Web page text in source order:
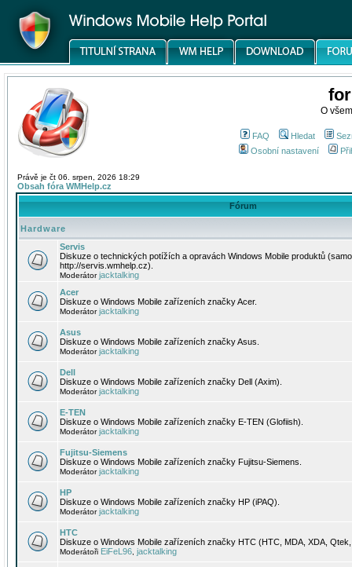
O
FAQ Hledat
Osobní nastavení
Právě je čt 06. srpen, 2026 18:29
Obsah fóra WMHelp.cz
Fórum
Hardware
Servis
Diskuze o technických potížích a opravách Windows Mobile produktů
http://servis.wmhelp.cz).
Moderátorjacktalking
Acer
Diskuze o Windows Mobile zařízeních značky Acer.
Moderátorjacktalking
Asus
Diskuze o Windows Mobile zařízeních značky Asus.
Moderátorjacktalking
Dell
Diskuze o Windows Mobile zařízeních značky Dell (Axim).
Moderátorjacktalking
E-TEN
Diskuze o Windows Mobile zařízeních značky E-TEN (Glofiish).
Moderátorjacktalking
Fujitsu-Siemens
Diskuze o Windows Mobile zařízeních značky Fujitsu-Siemens.
Moderátorjacktalking
HP
Diskuze o Windows Mobile zařízeních značky HP (iPAQ).
Moderátorjacktalking
HTC
Diskuze o Windows Mobile zařízeních značky HTC (HTC, MDA, XDA,
Moderátoři EiFeL96 jacktalking